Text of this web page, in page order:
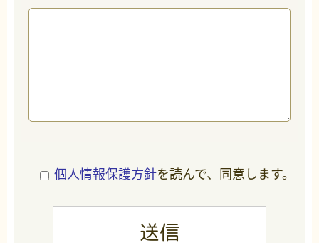
個人情報保護方針を読んで、同意します。